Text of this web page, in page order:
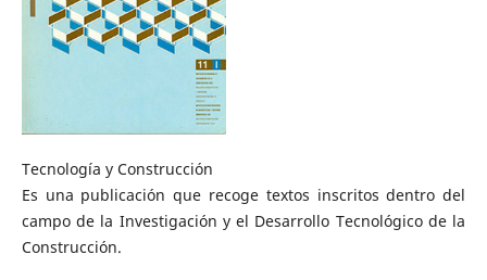
Tecnología y Construcción
Es una publicación que recoge textos inscritos dentro del
campo de la Investigación y el Desarrollo Tecnológico de la
Construcción.